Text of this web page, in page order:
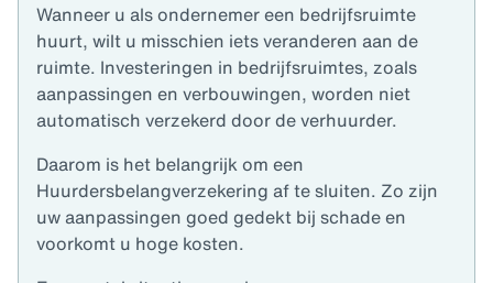
Wanneer u als ondernemer een bedrijfsruimte
huurt, wilt u misschien iets veranderen aan de
ruimte. Investeringen in bedrijfsruimtes, zoals
aanpassingen en verbouwingen, worden niet
automatisch verzekerd door de verhuurder.
Daarom is het belangrijk om een
Huurdersbelangverzekering af te sluiten. Zo zijn
uw aanpassingen goed gedekt bij schade en
voorkomt u hoge kosten.